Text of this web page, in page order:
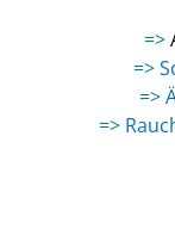
=>
=>
=>
=>